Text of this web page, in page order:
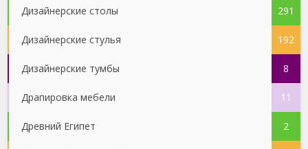
Дизайнерские столы 291
Дизайнерские стулья 192
Дизайнерские тумбы 8
Драпировка мебели 11
Древний Египет 2